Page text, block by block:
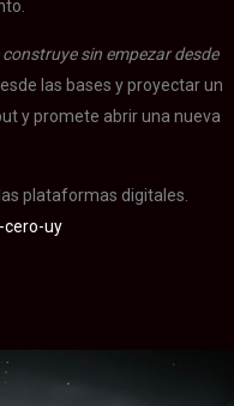
construye sin empezar desde
las bases y proyectar un
y promete abrir una nueva
plataformas digitales.
uy